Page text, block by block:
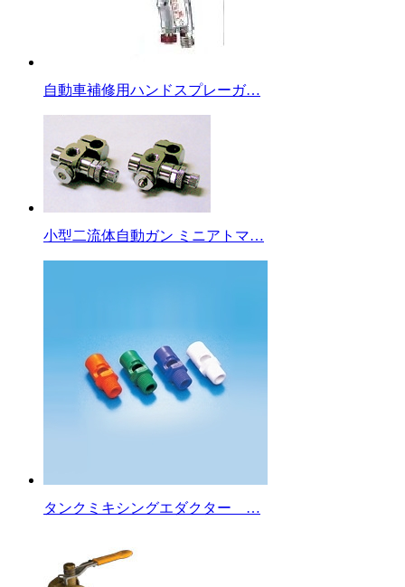
自動車補修用ハンドスプレーガ…
小型二流体自動ガン ミニアトマ…
タンクミキシングエダクター …